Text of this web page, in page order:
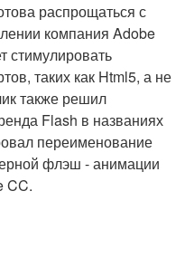
распрощаться с
компания Adobe
стимулировать
таких как Html5, а не
также решил
Flash в названиях
переименование
флэш - анимации
CC.